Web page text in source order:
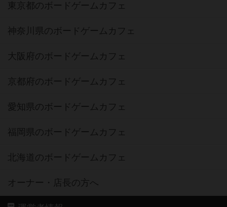
東京都のボードゲームカフェ
神奈川県のボードゲームカフェ
大阪府のボードゲームカフェ
京都府のボードゲームカフェ
愛知県のボードゲームカフェ
福岡県のボードゲームカフェ
北海道のボードゲームカフェ
オーナー・店長の方へ